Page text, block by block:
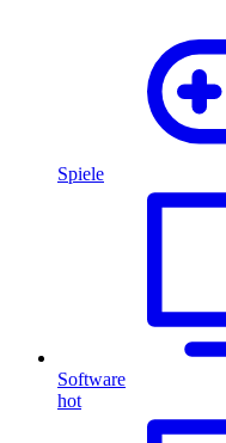
Spiele
Software
hot